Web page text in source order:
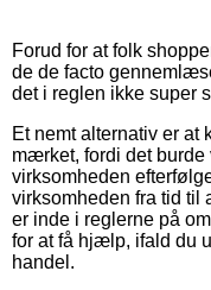
Forud for at folk
de de facto
det i reglen ikke super
Et nemt alternativ er at
mærket, fordi det
virksomheden
virksomheden fra tid til
er inde i reglerne på
for at få hjælp, ifald du
handel.